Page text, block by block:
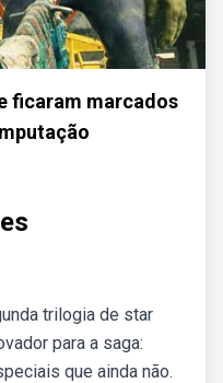
ficaram marcados
trilogia de star
para a saga:
que ainda não.